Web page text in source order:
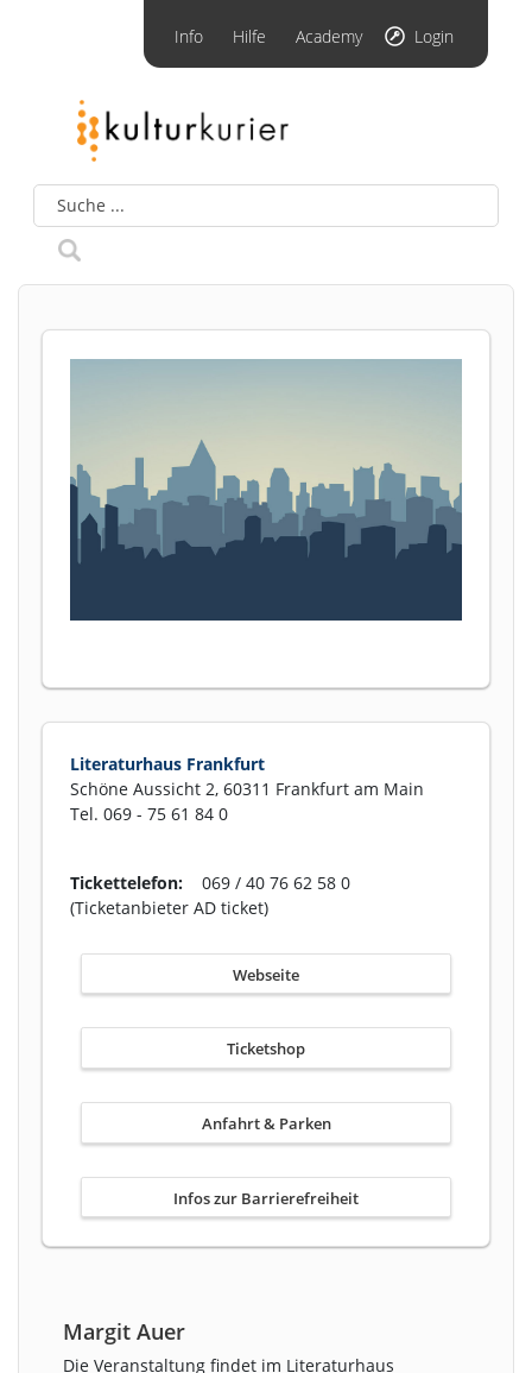
Info Hilfe Academy Login
Literaturhaus Frankfurt
Schöne Aussicht 2, 60311 Frankfurt am Main
Tel. 069 - 75 61 84 0
Tickettelefon: 069 / 40 76 62 58 0
(Ticketanbieter AD ticket)
Webseite
Ticketshop
Anfahrt & Parken
Infos zur Barrierefreiheit
Margit Auer
Die Veranstaltung findet im Literaturhaus